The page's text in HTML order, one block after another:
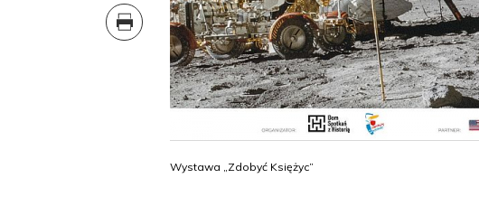
Wystawa „Zdobyć Księżyc”